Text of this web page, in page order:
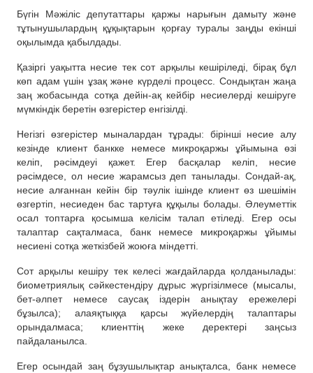
Бүгін Мәжіліс депутаттары қаржы нарығын дамыту және
тұтынушылардың құқықтарын қорғау туралы заңды екінші
оқылымда қабылдады.
Қазіргі уақытта несие тек сот арқылы кешіріледі, бірақ бұл
көп адам үшін ұзақ және күрделі процесс. Сондықтан жаңа
заң жобасында сотқа дейін-ақ кейбір несиелерді кешіруге
мүмкіндік беретін өзгерістер енгізілді.
Негізгі өзгерістер мыналардан тұрады: бірінші несие алу
кезінде клиент банкке немесе микроқаржы ұйымына өзі
келіп, рәсімдеуі қажет. Егер басқалар келіп, несие
рәсімдесе, ол несие жарамсыз деп танылады. Сондай-ақ,
несие алғаннан кейін бір тәулік ішінде клиент өз шешімін
өзгертіп, несиеден бас тартуға құқылы болады. Әлеуметтік
осал топтарға қосымша келісім талап етіледі. Егер осы
талаптар сақталмаса, банк немесе микроқаржы ұйымы
несиені сотқа жеткізбей жоюға міндетті.
Сот арқылы кешіру тек келесі жағдайларда қолданылады:
биометриялық сәйкестендіру дұрыс жүргізілмесе (мысалы,
бет-әлпет немесе саусақ іздерін анықтау ережелері
бұзылса); алаяқтыққа қарсы жүйелердің талаптары
орындалмаса; клиенттің жеке деректері заңсыз
пайдаланылса.
Егер осындай заң бұзушылықтар анықталса, банк немесе